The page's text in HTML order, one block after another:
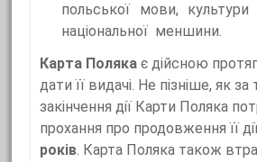
польської мови, культури
національної меншини.
Карта Поляка є дійсною
дати її видачі. Не пізніше, як за
закінчення дії Карти Поляка
прохання про продовження її
років. Карта Поляка також